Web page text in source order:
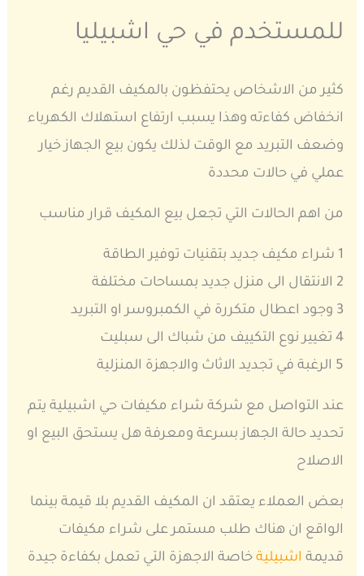
للمستخدم في حي اشبيليا
كثير من الاشخاص يحتفظون بالمكيف القديم رغم
انخفاض كفاءته وهذا يسبب ارتفاع استهلاك الكهرباء
وضعف التبريد مع الوقت لذلك يكون بيع الجهاز خيار
عملي في حالات محددة
من اهم الحالات التي تجعل بيع المكيف قرار مناسب
1 شراء مكيف جديد بتقنيات توفير الطاقة
2 الانتقال الى منزل جديد بمساحات مختلفة
3 وجود اعطال متكررة في الكمبروسر او التبريد
4 تغيير نوع التكييف من شباك الى سبليت
5 الرغبة في تجديد الاثاث والاجهزة المنزلية
عند التواصل مع شركة شراء مكيفات حي اشبيلية يتم
تحديد حالة الجهاز بسرعة ومعرفة هل يستحق البيع او
الاصلاح
بعض العملاء يعتقد ان المكيف القديم بلا قيمة بينما
الواقع ان هناك طلب مستمر على شراء مكيفات
قديمة اشبيليةخاصة الاجهزة التي تعمل بكفاءة جيدة